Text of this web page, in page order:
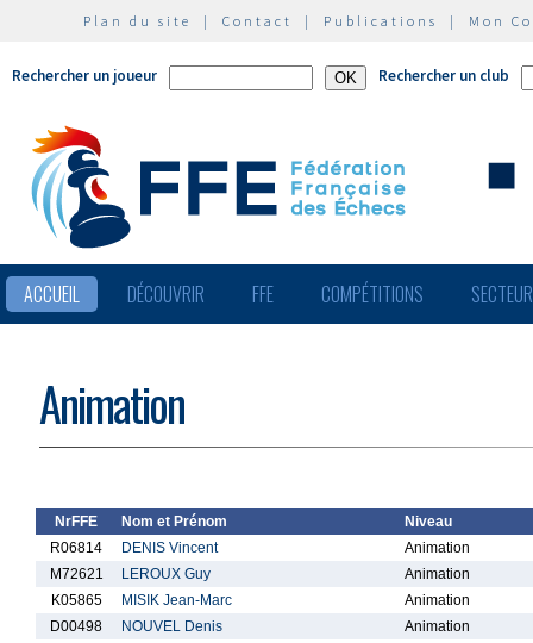
Plan du site | Contact | Publications | Mon
Rechercher un joueur Rechercher un club
ACCUEIL DÉCOUVRIR FFE COMPÉTITIONS
Animation
NrFFE Nom et Prénom
Niveau
R06814
DENIS Vincent
Animation
M72621
LEROUX Guy
Animation
K05865
MISIK Jean-Marc
Animation
D00498
NOUVEL Denis Animation